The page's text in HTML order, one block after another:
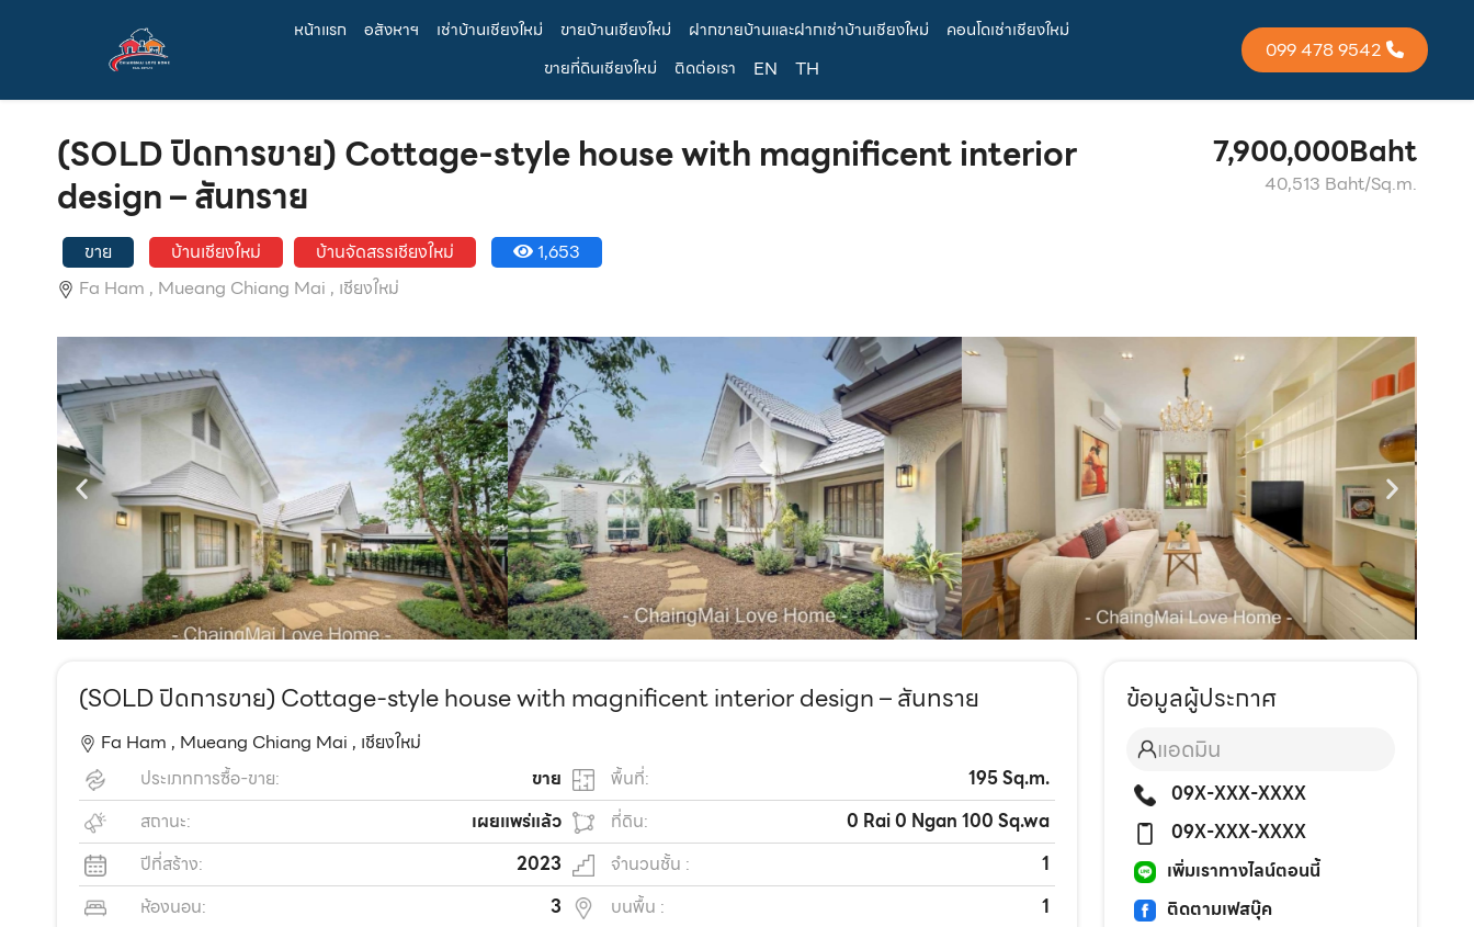
หน้าแรก อสังหาฯ เช่าบ้านเชียงใหม่ ขายบ้านเชียงใหม่ ฝากขายบ้านและฝากเช่าบ้านเชียงใหม่
คอนโดเช่าเชียงใหม่
ขายที่ดินเชียงใหม่
ติดต่อเรา EN TH
099 478 9542
(SOLD ปิดการขาย) Cottage-style house with magnificent interior
design – สันทราย
ขาย บ้านเชียงใหม่ บ้านจัดสรรเชียงใหม่
1,653
Fa Ham , Mueang Chiang Mai , เชียงใหม่
7,900,000Baht
40,513 Baht/Sq.m.
(SOLD ปิดการขาย) Cottage-style house with magnificent interior design – สันทราย
Fa Ham , Mueang Chiang Mai , เชียงใหม่
ประเภทการซื้อ-ขาย:
ขาย
สถานะ:
เผยแพร่แล้ว
ปีที่สร้าง:
2023
ห้องนอน:
3
พื้นที่:
195 Sq.m.
ที่ดิน:
0 Rai 0 Ngan 100 Sq.wa
จำนวนชั้น :
1
บนพื้น :
1
ข้อมูลผู้ประกาศ
แอดมิน
09X-XXX-XXXX
09X-XXX-XXXX
เพิ่มเราทางไลน์ตอนนี้
ติดตามเฟสบุ๊ค